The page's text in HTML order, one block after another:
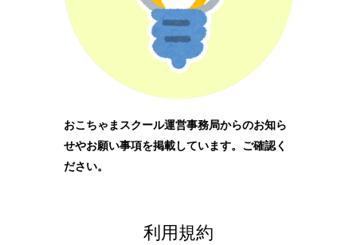
おこちゃまスクール運営事務局からのお知ら
せやお願い事項を掲載しています。ご確認く
ださい。
利用規約